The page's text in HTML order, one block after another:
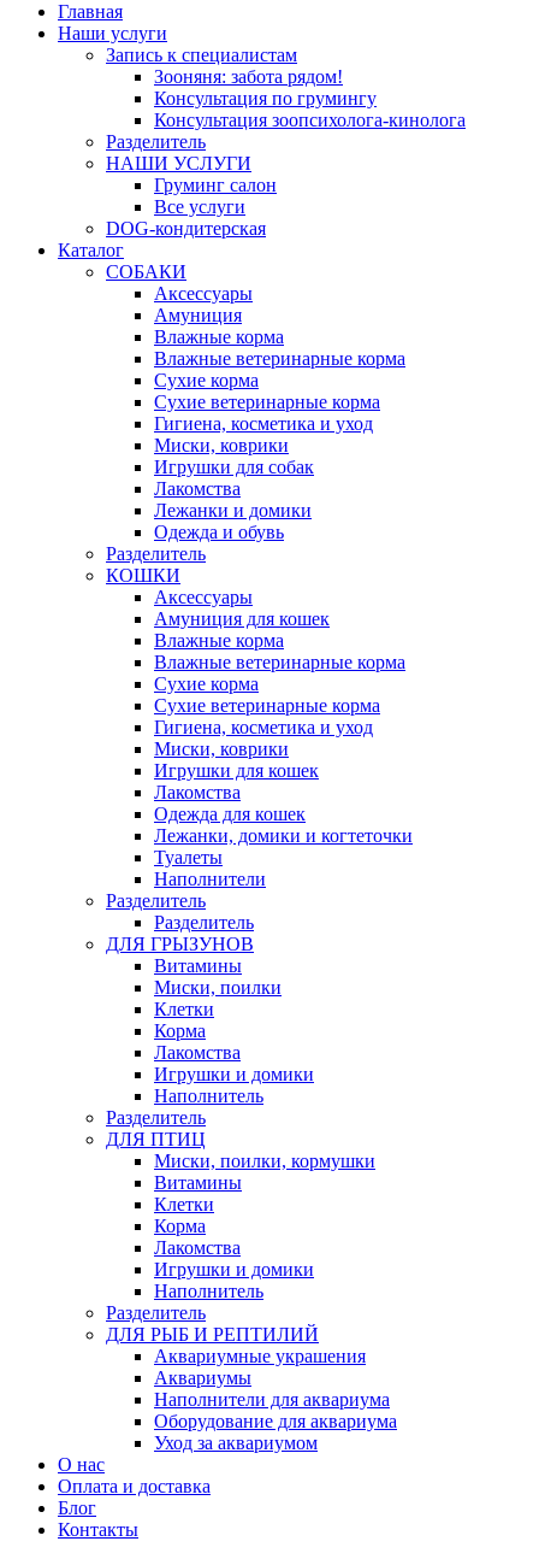
Главная
Наши услуги
Запись к специалистам
Зооняня: забота рядом!
Консультация по грумингу
Консультация зоопсихолога-кинолога
Pазделитель
НАШИ УСЛУГИ
Груминг салон
Все услуги
DOG-кондитерская
Каталог
СОБАКИ
Аксессуары
Амуниция
Влажные корма
Влажные ветеринарные корма
Сухие корма
Сухие ветеринарные корма
Гигиена, косметика и уход
Миски, коврики
Игрушки для собак
Лакомства
Лежанки и домики
Одежда и обувь
Разделитель
КОШКИ
Аксессуары
Амуниция для кошек
Влажные корма
Влажные ветеринарные корма
Сухие корма
Сухие ветеринарные корма
Гигиена, косметика и уход
Миски, коврики
Игрушки для кошек
Лакомства
Одежда для кошек
Лежанки, домики и когтеточки
Туалеты
Наполнители
Pазделитель
Разделитель
ДЛЯ ГРЫЗУНОВ
Витамины
Миски, поилки
Клетки
Корма
Лакомства
Игрушки и домики
Наполнитель
Разделитель
ДЛЯ ПТИЦ
Миски, поилки, кормушки
Витамины
Клетки
Корма
Лакомства
Игрушки и домики
Наполнитель
Разделитель
ДЛЯ РЫБ И РЕПТИЛИЙ
Аквариумные украшения
Аквариумы
Наполнители для аквариума
Оборудование для аквариума
Уход за аквариумом
О нас
Оплата и доставка
Блог
Контакты